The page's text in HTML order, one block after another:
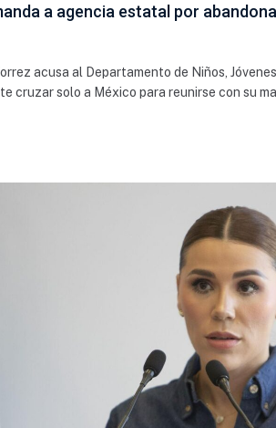
a agencia estatal por
acusa al Departamento de Niños,
cruzar solo a México para reunirse con su